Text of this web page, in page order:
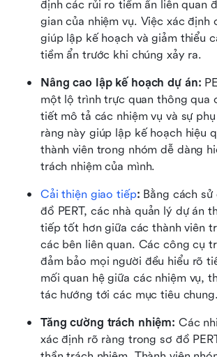
định các rủi ro tiềm ẩn liên quan
gian của nhiệm vụ. Việc xác định
giúp lập kế hoạch và giảm thiểu
tiềm ẩn trước khi chúng xảy ra.
Nâng cao lập kế hoạch dự án:
một lộ trình trực quan thông qua
tiết mô tả các nhiệm vụ và sự
ràng này giúp lập kế hoạch hiệu
thành viên trong nhóm dễ dàng
trách nhiệm của mình.
Cải thiện giao tiếp: Bằng cách
đồ PERT, các nhà quản lý dự án
tiếp tốt hơn giữa các thành viên
các bên liên quan. Các công cụ
đảm bảo mọi người đều hiểu rõ
mối quan hệ giữa các nhiệm vụ,
tác hướng tới các mục tiêu chung.
Tăng cường trách nhiệm: Các
xác định rõ ràng trong sơ đồ